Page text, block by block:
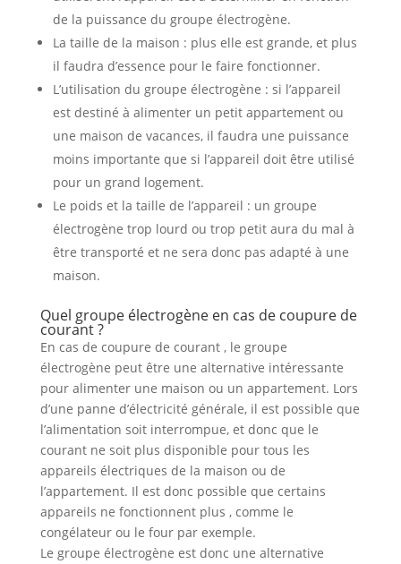
de la puissance du groupe électrogène.
La taille de la maison : plus elle est grande, et plus
il faudra d’essence pour le faire fonctionner.
L’utilisation du groupe électrogène : si l’appareil
est destiné à alimenter un petit appartement ou
une maison de vacances, il faudra une puissance
moins importante que si l’appareil doit être utilisé
pour un grand logement.
Le poids et la taille de l’appareil : un groupe
électrogène trop lourd ou trop petit aura du mal à
être transporté et ne sera donc pas adapté à une
maison.
Quel groupe électrogène en cas de coupure de
courant ?
En cas de coupure de courant , le groupe
électrogène peut être une alternative intéressante
pour alimenter une maison ou un appartement. Lors
d’une panne d’électricité générale, il est possible que
l’alimentation soit interrompue, et donc que le
courant ne soit plus disponible pour tous les
appareils électriques de la maison ou de
l’appartement. Il est donc possible que certains
appareils ne fonctionnent plus , comme le
congélateur ou le four par exemple.
Le groupe électrogène est donc une alternative